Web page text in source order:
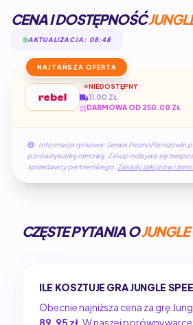
CENA I DOSTĘPNOŚĆ
AKTUALIZACJA: 08:48
NAJTAŃSZA OFERTA
NIEDOSTĘPNY
11.00 ZŁ
DARMOWA OD 250.00 ZŁ
Informacja rynkowa: Serwis
porównywarką cenową. Zakup odbywa się
sprzedawcy partnerskiego. Zasady zakupów i
CZĘSTE PYTANIA O
ILE KOSZTUJE GRA JUNGLE
Obecnie najniższa cena za grę
89.95 zł . W naszej